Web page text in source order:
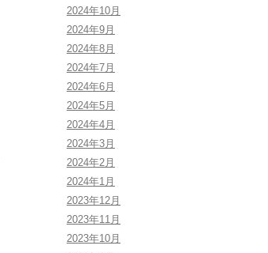
2024年10月
2024年9月
2024年8月
2024年7月
2024年6月
2024年5月
2024年4月
2024年3月
2024年2月
2024年1月
2023年12月
2023年11月
2023年10月